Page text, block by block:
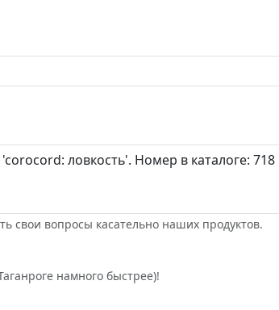
свои вопросы касательно наших продуктов.
намного быстрее)!